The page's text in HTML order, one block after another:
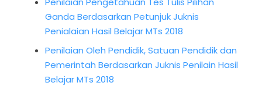
Ganda Berdasarkan Petunjuk Juknis
Penialaian Hasil Belajar MTs 2018
Penilaian Oleh Pendidik, Satuan Pendidik dan
Pemerintah Berdasarkan Juknis Penilain Hasil
Belajar MTs 2018